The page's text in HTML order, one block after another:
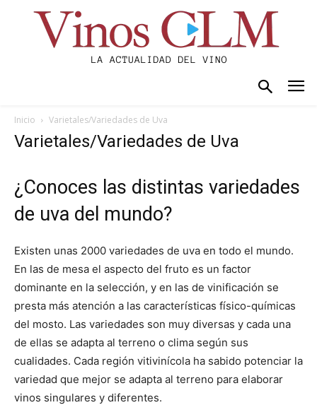
Inicio Varietales/Variedades de Uva
Varietales/Variedades de Uva
¿Conoces las distintas variedades
de uva del mundo?
Existen unas 2000 variedades de uva en todo el mundo.
En las de mesa el aspecto del fruto es un factor
dominante en la selección, y en las de vinificación se
presta más atención a las características físico-químicas
del mosto. Las variedades son muy diversas y cada una
de ellas se adapta al terreno o clima según sus
cualidades. Cada región vitivinícola ha sabido potenciar la
variedad que mejor se adapta al terreno para elaborar
vinos singulares y diferentes.